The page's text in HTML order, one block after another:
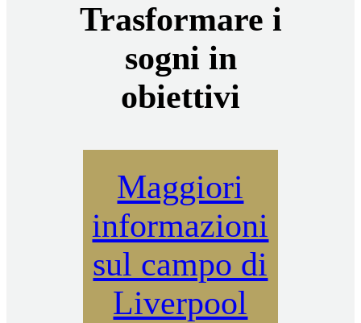
Trasformare i
sogni in
obiettivi
Maggiori
informazioni
sul campo di
Liverpool